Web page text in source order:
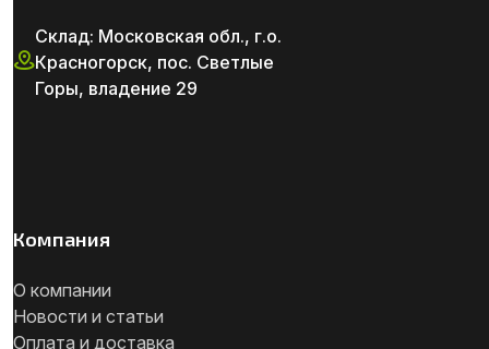
Склад: Московская обл., г.о.
Красногорск, пос. Светлые
Горы, владение 29
Компания
О компании
Новости и статьи
Оплата и доставка